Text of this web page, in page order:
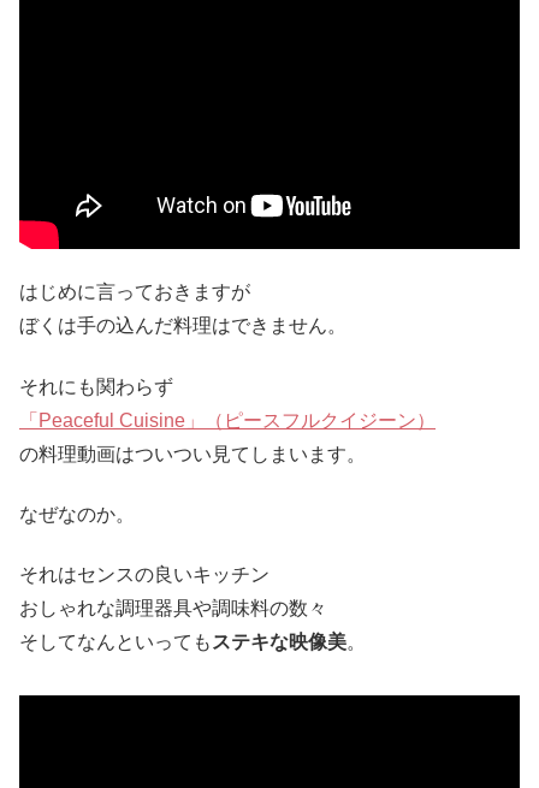
はじめに言っておきますが
ぼくは手の込んだ料理はできません。
それにも関わらず
「Peaceful Cuisine」（ピースフルクイジーン）
の料理動画はついつい見てしまいます。
なぜなのか。
それはセンスの良いキッチン
おしゃれな調理器具や調味料の数々
そしてなんといっても ステキな映像美。